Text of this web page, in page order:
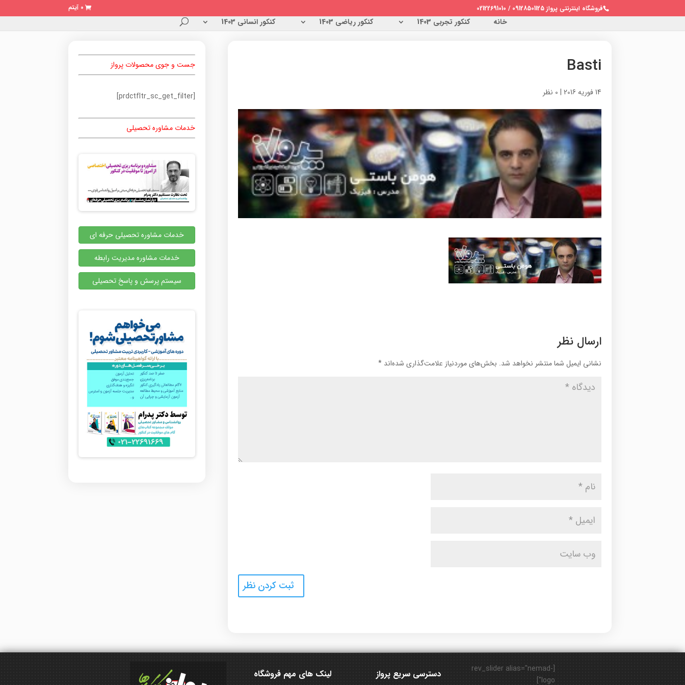
فروشگاه اینترنتی پرواز 09128501125 / 02122691010 0 آیتم
خانه کنکور تجربی 1403 کنکور ریاضی 1403 کنکور انسانی 1403
Basti
14 فوریه 2016 | 0 نظر
ارسال نظر
نشانی ایمیل شما منتشر نخواهد شد. بخش‌های موردنیاز علامت‌گذاری شده‌اند*
جست و جوی محصولات پرواز
[prdctfltr_sc_get_filter]
خدمات مشاوره تحصیلی
خدمات مشاوره تحصیلی حرفه ای
خدمات مشاوره مدیریت رابطه
سیستم پرسش و پاسخ تحصیلی
لینک های مهم فروشگاه دسترسی سریع پرواز
[rev_slider alias="nemad-
logo"]